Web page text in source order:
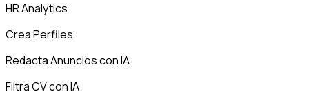
HR Analytics
Crea Perfiles
Redacta Anuncios con IA
Filtra CV con IA